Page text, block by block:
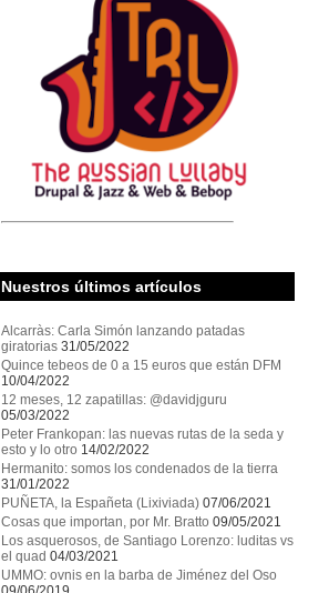
Nuestros últimos artículos
Alcarràs: Carla Simón lanzando patadas
giratorias 31/05/2022
Quince tebeos de 0 a 15 euros que están DFM
10/04/2022
12 meses, 12 zapatillas: @davidjguru
05/03/2022
Peter Frankopan: las nuevas rutas de la seda y
esto y lo otro 14/02/2022
Hermanito: somos los condenados de la tierra
31/01/2022
PUÑETA, la Españeta (Lixiviada) 07/06/2021
Cosas que importan, por Mr. Bratto 09/05/2021
Los asquerosos, de Santiago Lorenzo: luditas vs
el quad 04/03/2021
UMMO: ovnis en la barba de Jiménez del Oso